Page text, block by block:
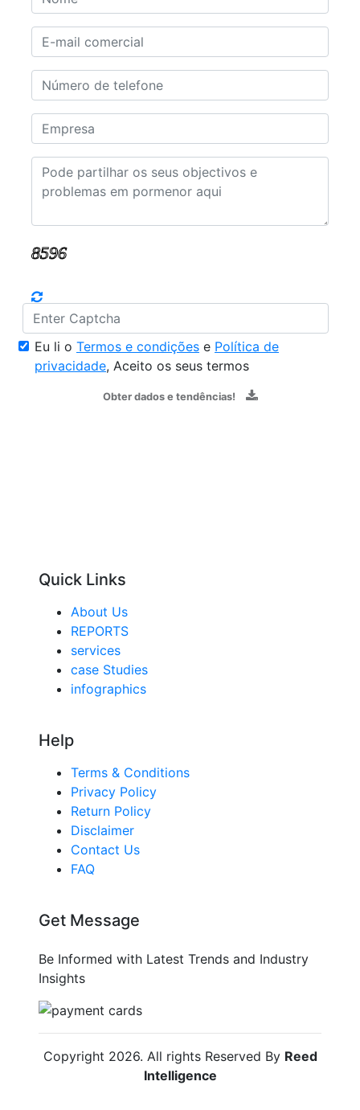
Eu li o Termos e condições e Política de
privacidade, Aceito os seus termos
Obter dados e tendências!
Quick Links
About Us
REPORTS
services
case Studies
infographics
Help
Terms & Conditions
Privacy Policy
Return Policy
Disclaimer
Contact Us
FAQ
Get Message
Be Informed with Latest Trends and Industry
Insights
Copyright 2026. All rights Reserved By Reed
Intelligence